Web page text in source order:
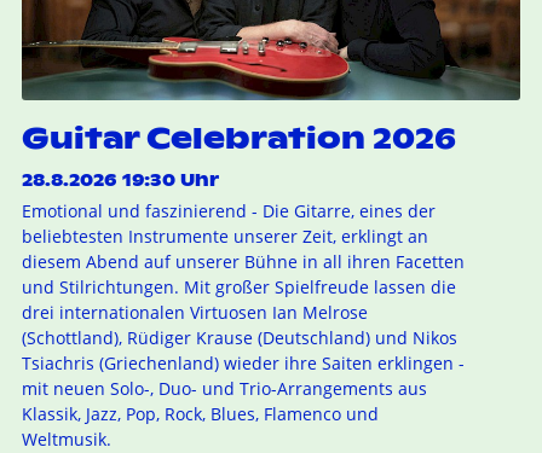
Guitar Celebration 2026
28.8.2026 19:30 Uhr
Emotional und faszinierend - Die Gitarre, eines der
beliebtesten Instrumente unserer Zeit, erklingt an
diesem Abend auf unserer Bühne in all ihren Facetten
und Stilrichtungen. Mit großer Spielfreude lassen die
drei internationalen Virtuosen Ian Melrose
(Schottland), Rüdiger Krause (Deutschland) und Nikos
Tsiachris (Griechenland) wieder ihre Saiten erklingen -
mit neuen Solo-, Duo- und Trio-Arrangements aus
Klassik, Jazz, Pop, Rock, Blues, Flamenco und
Weltmusik.